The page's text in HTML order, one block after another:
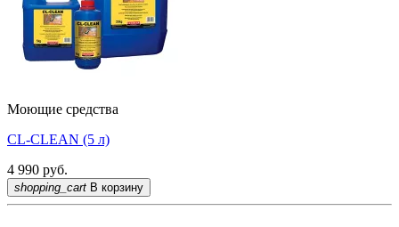
Моющие средства
CL-CLEAN (5 л)
4 990 руб.
shopping_cart В корзину